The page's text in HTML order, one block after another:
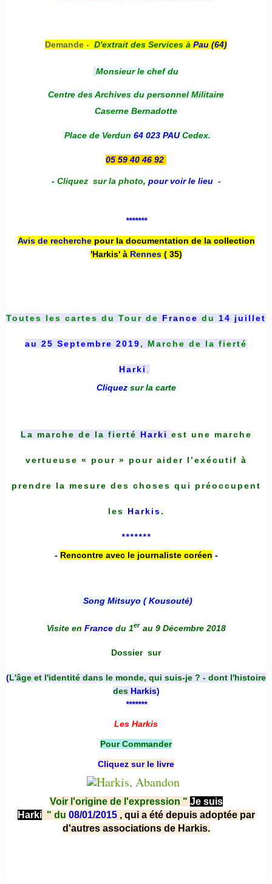
Demande - D'extrait des Services à Pau (64)
Monsieur le chef du
Centre des Archives du personnel Militaire
Caserne Bernadotte
Place de Verdun 64 023 PAUCedex.
05 59 40 46 92
- Cliquez sur la photo, pour voir le lieu -
*******
Avis de recherche pour la documentation de la collection
'Harkis' à Rennes( 35)
Toutes les cartes du Tour de France du 14 juillet
au 25 Septembre 2019, Marche de la fierté
Harki
Cliquez sur la carte
La marche de la fierté Harki est une marche
vertueuse « pour » pour aider l’exécutif à
prendre la mesure des choses qui préoccupent
les Harkis.
*******
- Rencontre avec le journaliste coréen -
Song Mitsuyo ( Kousouté)
Visite en France du 1er au 9 Décembre 2018
Dossier sur
(L'âge et l'identité dans le monde, qui suis-je ? - dont l'histoire
des Harkis)
*******
Les Harkis
Pour Commander
Cliquez sur le livre
Voir l'origine de l'expression " Je suis
Harki " du 08/01/2015 , qui a été depuis adoptée par
d'autres associations de Harkis.